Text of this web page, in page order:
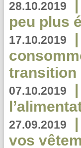
28.10.2019 |
peu plus
17.10.2019 |
transition
07.10.2019 |
27.09.2019 |
vos